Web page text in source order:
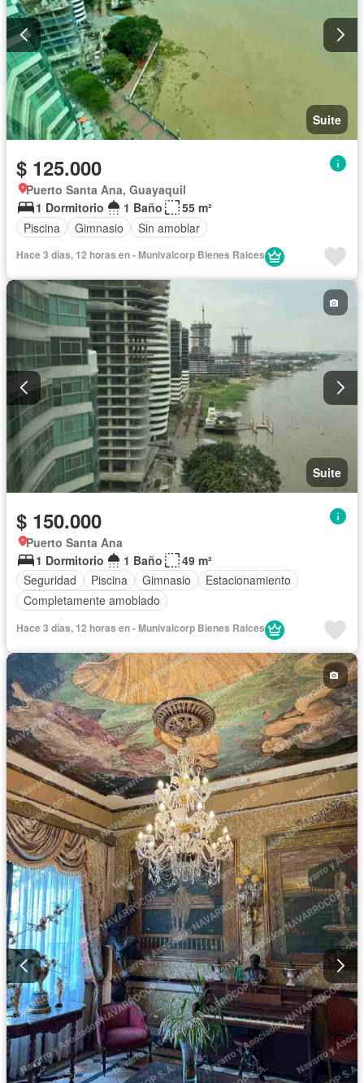
Suite
$ 125.000
Puerto Santa Ana, Guayaquil
1 Dormitorio
1 Baño
55 m²
Piscina
Gimnasio Sin amoblar
Hace 3 días, 12 horas en - Munivalcorp Bienes Raices
Suite
$ 150.000
Puerto Santa Ana
1 Dormitorio
1 Baño
49 m²
Seguridad
Piscina Gimnasio
Estacionamiento
Completamente amoblado
Hace 3 días, 12 horas en - Munivalcorp Bienes Raices